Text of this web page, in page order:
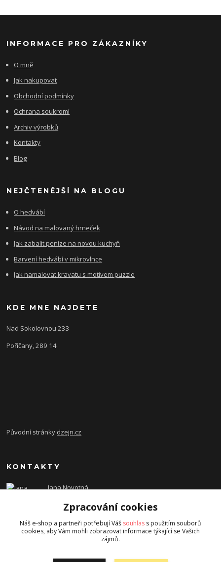
INFORMACE PRO ZÁKAZNÍKY
O mně
Jak nakupovat
Obchodní podmínky
Ochrana soukromí
Archiv výrobků
Kontakty
Blog
NEJČTENĚJŠÍ NA BLOGU
O hedvábí
Návod na malovaný hrneček
Jak zabalit peníze na novou kuchyň
Barvení hedvábí v mikrovlnce
Jak namalovat kravatu s motivem puzzle
KDE MNE NAJDETE
Nad Sokolovnou 233
Poříčany, 289 14
Původní stránky dzejn.cz
KONTAKTY
Jana Novotná
dzejn.n@email.cz
Zpracování cookies
Náš e-shop a partneři potřebují Váš souhlas s použitím souborů
cookies, aby Vám mohli zobrazovat informace týkající se Vašich
zájmů.